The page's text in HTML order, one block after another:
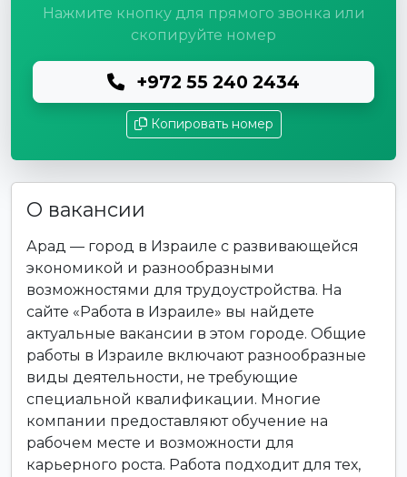
Нажмите кнопку для прямого звонка или
скопируйте номер
+972 55 240 2434
Копировать номер
О вакансии
Арад — город в Израиле с развивающейся
экономикой и разнообразными
возможностями для трудоустройства. На
сайте «Работа в Израиле» вы найдете
актуальные вакансии в этом городе. Общие
работы в Израиле включают разнообразные
виды деятельности, не требующие
специальной квалификации. Многие
компании предоставляют обучение на
рабочем месте и возможности для
карьерного роста. Работа подходит для тех,